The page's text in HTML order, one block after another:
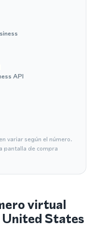
API
variar según el número.
pantalla de compra
virtual
States